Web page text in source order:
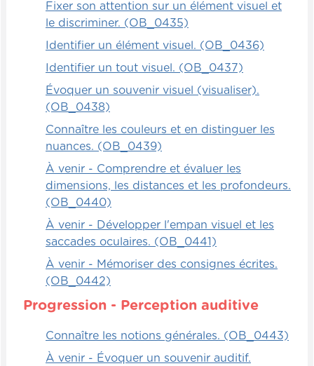
Fixer son attention sur un élément visuel et
le discriminer. (OB_0435)
Identifier un élément visuel. (OB_0436)
Identifier un tout visuel. (OB_0437)
Évoquer un souvenir visuel (visualiser).
(OB_0438)
Connaître les couleurs et en distinguer les
nuances. (OB_0439)
À venir - Comprendre et évaluer les
dimensions, les distances et les profondeurs.
(OB_0440)
À venir - Développer l'empan visuel et les
saccades oculaires. (OB_0441)
À venir - Mémoriser des consignes écrites.
(OB_0442)
Progression - Perception auditive
Connaître les notions générales. (OB_0443)
À venir - Évoquer un souvenir auditif.